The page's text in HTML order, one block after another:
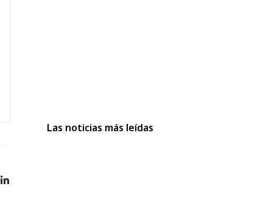
Las noticias más leídas